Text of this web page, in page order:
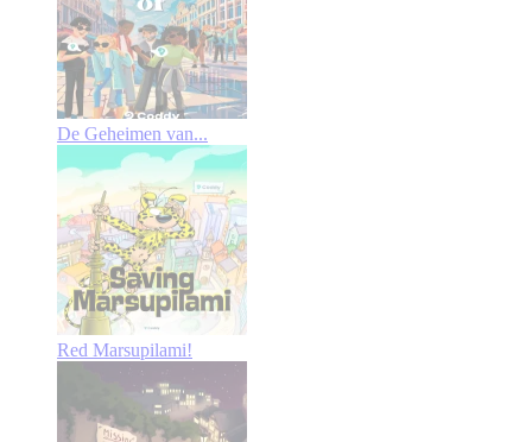
De Geheimen van...
Red Marsupilami!